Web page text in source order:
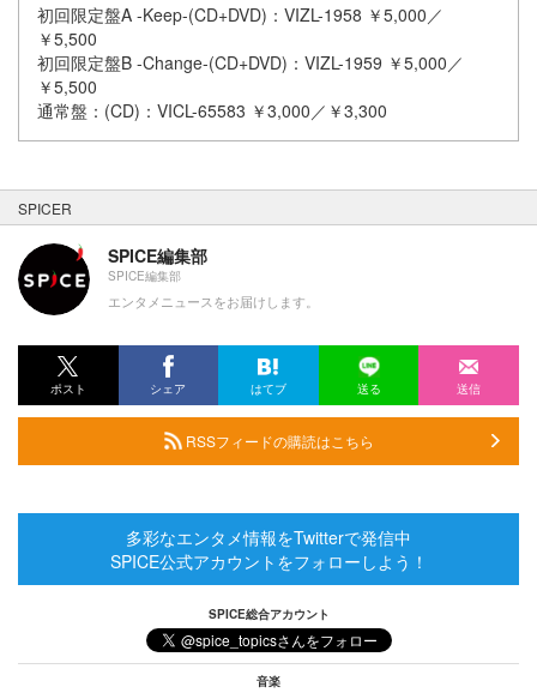
初回限定盤A -Keep-(CD+DVD)：VIZL-1958 ￥5,000／
￥5,500
初回限定盤B -Change-(CD+DVD)：VIZL-1959 ￥5,000／
￥5,500
通常盤：(CD)：VICL-65583 ￥3,000／￥3,300
SPICER
SPICE編集部
SPICE編集部
エンタメニュースをお届けします。
ポスト シェア はてブ 送る 送信
RSSフィードの購読はこちら
多彩なエンタメ情報をTwitterで発信中
SPICE公式アカウントをフォローしよう！
SPICE総合アカウント
音楽